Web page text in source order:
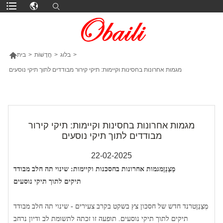
בית > חֲדָשׁוֹת > בלוג >
מגמות אחרונות בחסינות וקיימות: תיקי קירור מבודדים לתוך תיקי נוסעים
מגמות אחרונות בחסינות וקיימות: תיקי קירור
מבודדים לתוך תיקי נוסעים
22-02-2025
מגמות אחרונות בחסכנות וקיימות: שינוי תה חלב מבודדמְצַנֵן
תיקים לתוך תיקי נוסעים
טרנד חדש של חסכון צץ בשקט בקרב צעירים - שינוי תה חלב מבודדמְצַנֵן
תיקים לתוך תיקי נוסעים. תופעה זו זכתה לתשומת לב ודיון נרחב